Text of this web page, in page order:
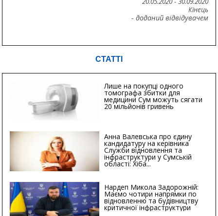
Кінець
- доданий відвідувачем
СТАТТІ
Лише на покупці одного
томографа збитки для
медицини Сум можуть сягати
20 мільйонів гривень
Анна Валевська про єдину
кандидатуру на керівника
Служби відновлення та
інфраструктури у Сумській
області: Хіба...
Нардеп Микола Задорожній:
Маємо чотири напрямки по
відновленню та будівництву
критичної інфраструктури